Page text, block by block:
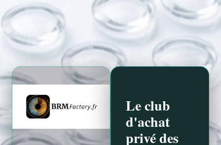
Le club
d'achat
privé des